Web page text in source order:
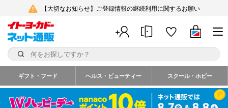
【大切なお知らせ】ご登録情報の継続利用に関するお願い
ギフト・フード ヘルス・ビューティー スクール・ホビー